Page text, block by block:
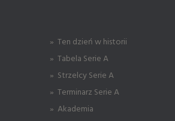
» Ten dzień w historii
» Tabela Serie A
» Strzelcy Serie A
» Terminarz Serie A
» Akademia